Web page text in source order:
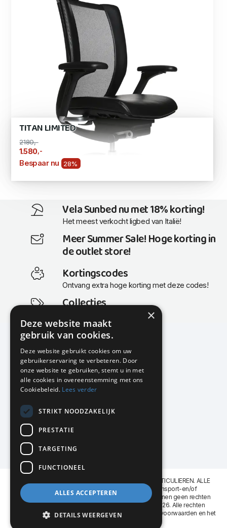
TITAN LIMITED
2180,-
1.580,-
Bespaar nu 28%
Vela Sunbed nu met 18% korting!
Het meest verkocht ligbed van Italië!
Meer Summer Sale! Hoge korting in
de outlet store!
Kortingscodes
Ontvang extra hoge korting met deze codes!
Collecties
Actuele en populaire collecties
KMP Kantoormeubilair
Airport Business Park
Frankfurtstraat 29-31
1175 RH Lijnden
020-617 01 26
info@kmpkantoormeubilair.nl
Facebook
Instagram
KMP Kantoormeubilair levert aan BEDRIJVEN en PARTICULIEREN. ALLE
GENOEMDE PRIJZEN ZIJN EXCL. 21% B.T.W. Transport-en/of
Montagekosten op aanvraag. Aan deze website kunnen geen rechten
worden ontleend. KMP Kantoormeubilair VOF © 2026. Alle rechten
voorbehouden. Lees voor gebruik graag de
leveringsvoorwaarden en het
×
Deze website maakt
gebruik van cookies.
Deze website gebruikt cookies om uw
gebruikerservaring te verbeteren. Door
onze website te gebruiken, stemt u in met
alle cookies in overeenstemming met ons
Cookiebeleid. Lees verder
STRIKT NOODZAKELIJK
PRESTATIE
TARGETING
FUNCTIONEEL
ALLES ACCEPTEREN
DETAILS WEERGEVEN